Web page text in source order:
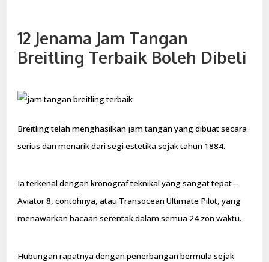
12 Jenama Jam Tangan
Breitling Terbaik Boleh Dibeli
Breitling telah menghasilkan jam tangan yang dibuat secara
serius dan menarik dari segi estetika sejak tahun 1884.
Ia terkenal dengan kronograf teknikal yang sangat tepat –
Aviator 8, contohnya, atau Transocean Ultimate Pilot, yang
menawarkan bacaan serentak dalam semua 24 zon waktu.
Hubungan rapatnya dengan penerbangan bermula sejak